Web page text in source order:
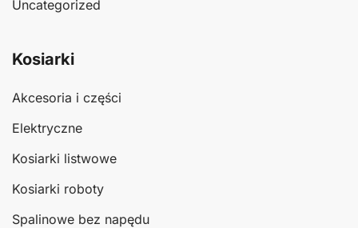
Uncategorized
Kosiarki
Akcesoria i części
Elektryczne
Kosiarki listwowe
Kosiarki roboty
Spalinowe bez napędu